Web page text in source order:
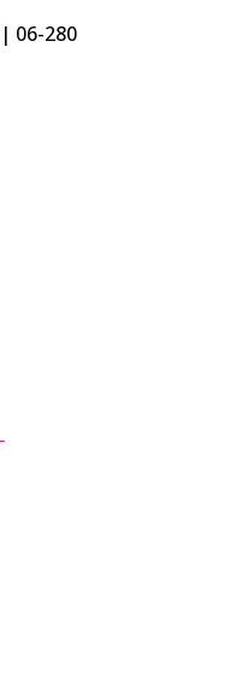
| 06-280